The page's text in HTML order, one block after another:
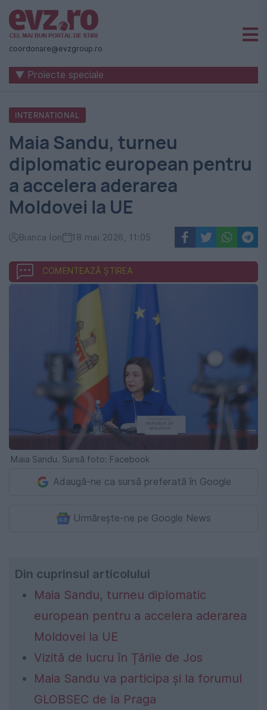
Știri
naționale
internaționale
România
-
Evenimentul
Zilei
coordonare@evzgroup.ro
▼ Proiecte speciale
INTERNATIONAL
Maia Sandu, turneu
diplomatic european pentru
a accelera aderarea
Moldovei la UE
Bianca Ion 18 mai 2026, 11:05
COMENTEAZĂ ȘTIREA
Maia Sandu. Sursă foto: Facebook
Adaugă-ne ca sursă preferată în Google
Urmărește-ne pe Google News
Din cuprinsul articolului
Maia Sandu, turneu diplomatic
european pentru a accelera aderarea
Moldovei la UE
Vizită de lucru în Țările de Jos
Maia Sandu va participa și la forumul
GLOBSEC de la Praga